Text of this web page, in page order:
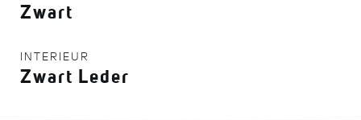
Zwart
INTERIEUR
Zwart Leder